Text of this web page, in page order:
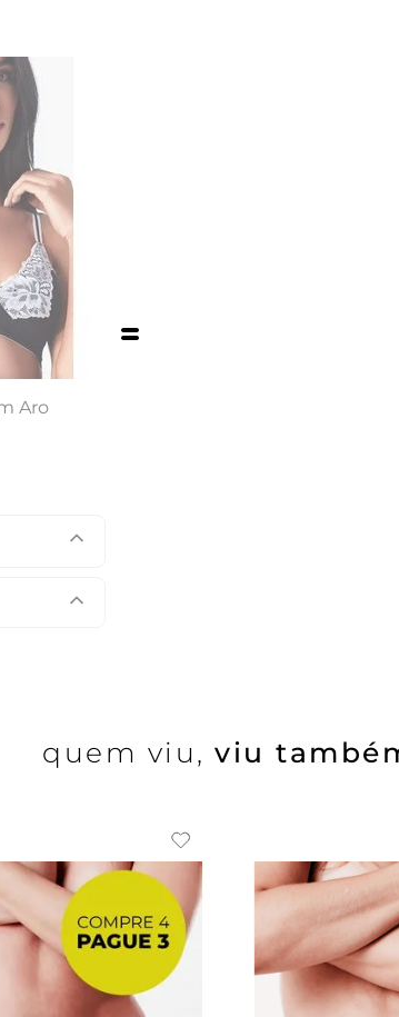
Aro
quem viu, viu